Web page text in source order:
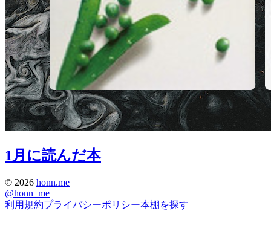
1月に読んだ本
© 2026 honn.me
@honn_me
利用規約プライバシーポリシー本棚を探す